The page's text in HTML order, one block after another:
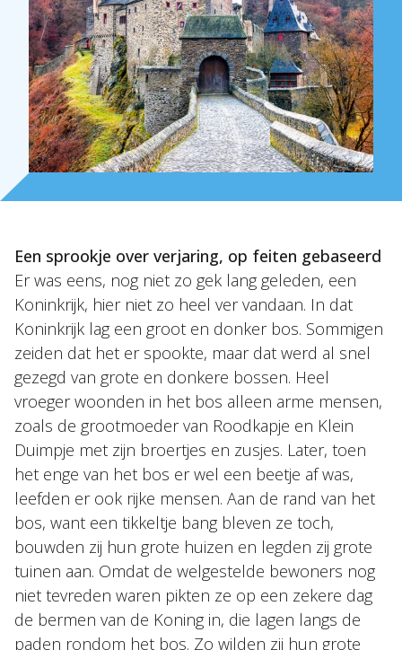
Over Holla
Expertises
Topics
Internationaal
Nieuws
NL EN DE FR
Een sprookje over verjaring, op feiten gebaseerd
Er was eens, nog niet zo gek lang geleden, een
Koninkrijk, hier niet zo heel ver vandaan. In dat
Koninkrijk lag een groot en donker bos. Sommigen
zeiden dat het er spookte, maar dat werd al snel
gezegd van grote en donkere bossen. Heel
vroeger woonden in het bos alleen arme mensen,
zoals de grootmoeder van Roodkapje en Klein
Duimpje met zijn broertjes en zusjes. Later, toen
het enge van het bos er wel een beetje af was,
leefden er ook rijke mensen. Aan de rand van het
bos, want een tikkeltje bang bleven ze toch,
bouwden zij hun grote huizen en legden zij grote
tuinen aan. Omdat de welgestelde bewoners nog
niet tevreden waren pikten ze op een zekere dag
de bermen van de Koning in, die lagen langs de
paden rondom het bos. Zo wilden zij hun grote